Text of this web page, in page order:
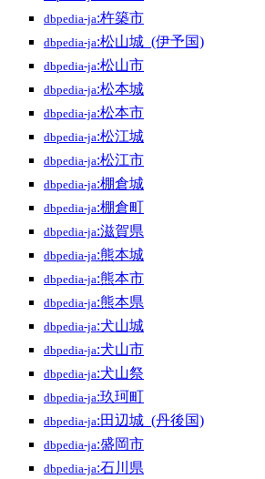
dbpedia-ja:杵築市
dbpedia-ja:松山城_(伊予国)
dbpedia-ja:松山市
dbpedia-ja:松本城
dbpedia-ja:松本市
dbpedia-ja:松江城
dbpedia-ja:松江市
dbpedia-ja:棚倉城
dbpedia-ja:棚倉町
dbpedia-ja:滋賀県
dbpedia-ja:熊本城
dbpedia-ja:熊本市
dbpedia-ja:熊本県
dbpedia-ja:犬山城
dbpedia-ja:犬山市
dbpedia-ja:犬山祭
dbpedia-ja:玖珂町
dbpedia-ja:田辺城_(丹後国)
dbpedia-ja:盛岡市
dbpedia-ja:石川県